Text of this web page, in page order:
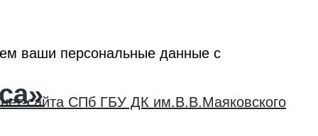
ваши персональные данные с
сайта СПб ГБУ ДК им.В.В.Маяковского